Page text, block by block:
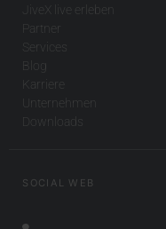
JiveX live erleben
Partner
Services
Blog
Karriere
Unternehmen
Downloads
SOCIAL WEB